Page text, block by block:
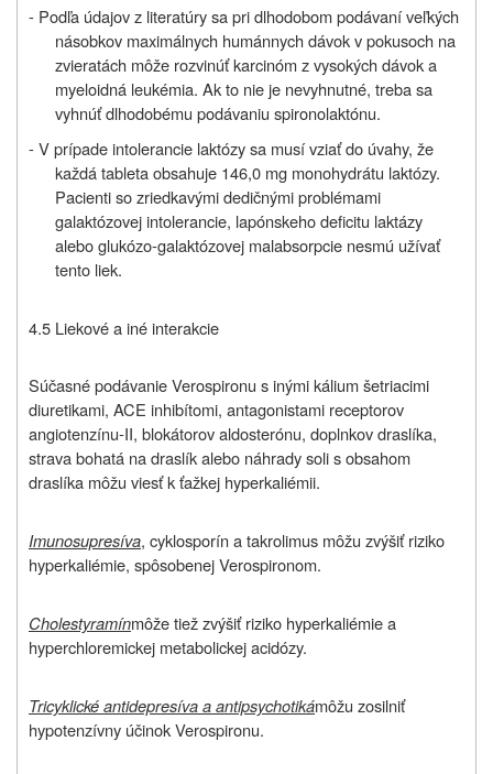
- Podľa údajov z literatúry sa pri dlhodobom podávaní veľkých
násobkov maximálnych humánnych dávok v pokusoch na
zvieratách môže rozvinúť karcinóm z vysokých dávok a
myeloidná leukémia. Ak to nie je nevyhnutné, treba sa
vyhnúť dlhodobému podávaniu spironolaktónu.
- V prípade intolerancie laktózy sa musí vziať do úvahy, že
každá tableta obsahuje 146,0 mg monohydrátu laktózy.
Pacienti so zriedkavými dedičnými problémami
galaktózovej intolerancie, lapónskeho deficitu laktázy
alebo glukózo-galaktózovej malabsorpcie nesmú užívať
tento liek.
4.5 Liekové a iné interakcie
Súčasné podávanie Verospironu s inými kálium šetriacimi
diuretikami, ACE inhibítomi, antagonistami receptorov
angiotenzínu-II, blokátorov aldosterónu, doplnkov draslíka,
strava bohatá na draslík alebo náhrady soli s obsahom
draslíka môžu viesť k ťažkej hyperkaliémii.
Imunosupresíva, cyklosporín a takrolimus môžu zvýšiť riziko
hyperkaliémie, spôsobenej Verospironom.
Cholestyramínmôže tiež zvýšiť riziko hyperkaliémie a
hyperchloremickej metabolickej acidózy.
Tricyklické antidepresíva a antipsychotikámôžu zosilniť
hypotenzívny účinok Verospironu.